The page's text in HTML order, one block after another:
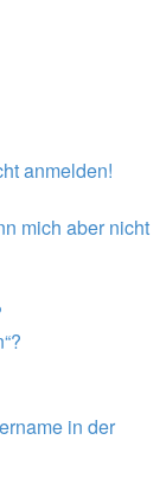
anmelden!
mich aber nicht
in der